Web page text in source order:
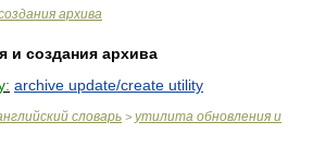
архива
и создания архива
archive update/create utility
словарь > утилита обновления и